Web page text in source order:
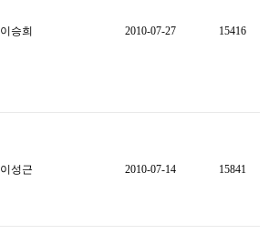
이승희 2010-07-27 15416
이성근 2010-07-14 15841